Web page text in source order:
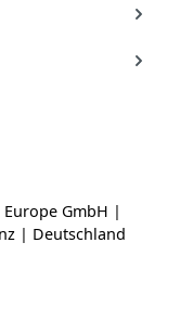
Europe GmbH |
| Deutschland